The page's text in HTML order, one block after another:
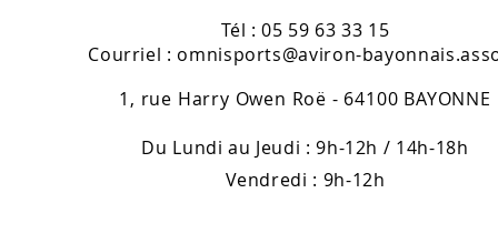
Tél : 05 59 63 33 15
Courriel : omnisports@aviron-
1, rue Harry Owen Roë - 64100 BAYONNE
Du Lundi au Jeudi : 9h-12h / 14h-18h
Vendredi : 9h-12h